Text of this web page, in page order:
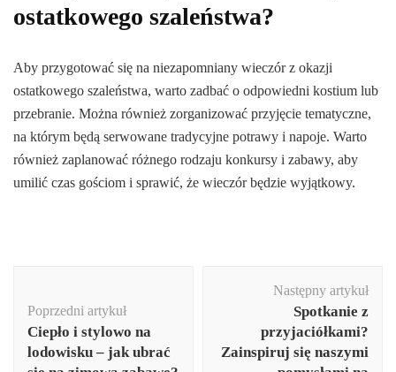
ostatkowego szaleństwa?
Aby przygotować się na niezapomniany wieczór z okazji
ostatkowego szaleństwa, warto zadbać o odpowiedni kostium lub
przebranie. Można również zorganizować przyjęcie tematyczne,
na którym będą serwowane tradycyjne potrawy i napoje. Warto
również zaplanować różnego rodzaju konkursy i zabawy, aby
umilić czas gościom i sprawić, że wieczór będzie wyjątkowy.
Poprzedni artykuł
Ciepło i stylowo na
lodowisku – jak ubrać
Następny artykuł
Spotkanie z
przyjaciółkami?
Zainspiruj się naszymi